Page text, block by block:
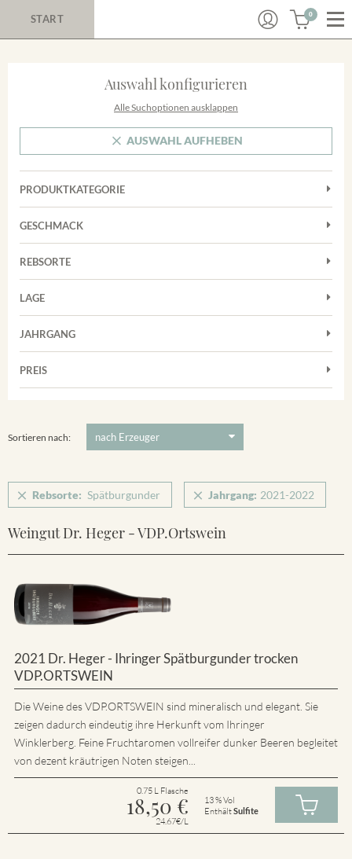
START 0
Auswahl konfigurieren
Alle Suchoptionen ausklappen
AUSWAHL AUFHEBEN
PRODUKTKATEGORIE
Cuvées
Rosé
Weißwein
GESCHMACK
Trocken
REBSORTE
Chardonnay
Grauburgunder
Riesling
Spätburgunder
LAGE
Achkarrer Schlossberg
Vorderer Winklerberg
Winklerberg Hinter Winklen
JAHRGANG
PREIS
Sortieren nach:
Rebsorte: Spätburgunder Jahrgang: 2021-2022
Weingut Dr. Heger - VDP.Ortswein
2021 Dr. Heger - Ihringer Spätburgunder trocken
VDP.ORTSWEIN
Die Weine des VDP.ORTSWEIN sind mineralisch und elegant. Sie
zeigen dadurch eindeutig ihre Herkunft vom Ihringer
Winklerberg. Feine Fruchtaromen vollreifer dunker Beeren begleitet
von dezent kräutrigen Noten steigen...
0.75 L Flasche
18,50 €
24.67€/L
13 % Vol
EnthältSulfite